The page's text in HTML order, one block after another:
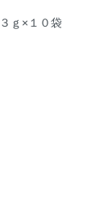
ｇ×１０袋